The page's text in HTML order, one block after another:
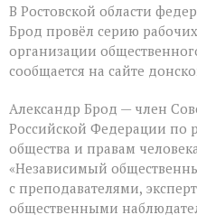
В Ростовской области
Брод провёл серию
организации
сообщается на сайте
Александр Брод — член
Российской Федерации по
общества и правам
«Независимый
с преподавателями,
общественными